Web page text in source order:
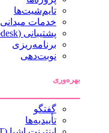
تایم‌شیت‌ها
خدمات میدانی
پشتیبانی (Helpdesk)
برنامه‌ریزی
نوبت‌دهی
بهره‌وری
گفتگو
تأییدیه‌ها